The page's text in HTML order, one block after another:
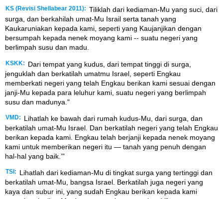
KS (Revisi Shellabear 2011): Tiliklah dari kediaman-Mu yang suci, dari
surga, dan berkahilah umat-Mu Israil serta tanah yang
Kaukaruniakan kepada kami, seperti yang Kaujanjikan dengan
bersumpah kepada nenek moyang kami -- suatu negeri yang
berlimpah susu dan madu.
KSKK:
Dari tempat yang kudus, dari tempat tinggi di surga,
jenguklah dan berkatilah umatmu Israel, seperti Engkau
memberkati negeri yang telah Engkau berikan kami sesuai dengan
janji-Mu kepada para leluhur kami, suatu negeri yang berlimpah
susu dan madunya."
VMD:
Lihatlah ke bawah dari rumah kudus-Mu, dari surga, dan
berkatilah umat-Mu Israel. Dan berkatilah negeri yang telah Engkau
berikan kepada kami. Engkau telah berjanji kepada nenek moyang
kami untuk memberikan negeri itu — tanah yang penuh dengan
hal-hal yang baik.’”
TSI:
Lihatlah dari kediaman-Mu di tingkat surga yang tertinggi dan
berkatilah umat-Mu, bangsa Israel. Berkatilah juga negeri yang
kaya dan subur ini, yang sudah Engkau berikan kepada kami